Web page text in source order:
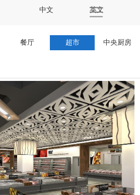
中文 英文
餐厅 超市 中央厨房